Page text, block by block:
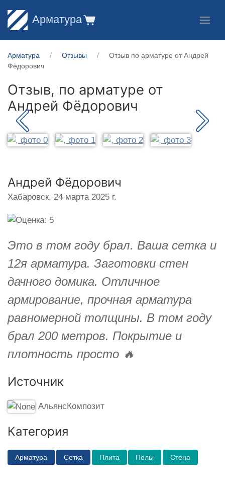
Арматура
Арматура Отзывы
Отзыв по арматуре от Андрей
Фёдорович
Отзыв, по арматуре от
Андрей Фёдорович
Андрей Фёдорович
Хабаровск, 24 марта 2025 г.
Это в том году брал. Ваша сетка и
12я арматура. Заготовки стен
дачного домика. Отличное
армирование, прочная арматура
равномерной толщины. В том году
брал 200 метров. Покрытие и
плотность просто 🔥
Источник
АльянсКомпозит
Категория
Арматура Сетка Плита Полы Стена